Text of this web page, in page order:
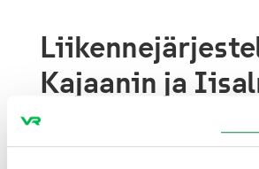
Kajaanin ja
junaliikenteessä